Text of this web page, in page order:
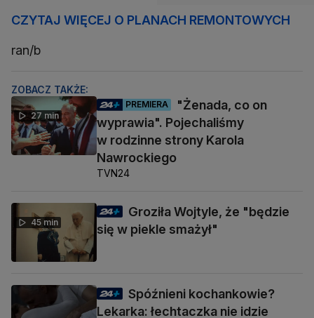
CZYTAJ WIĘCEJ O PLANACH REMONTOWYCH
ran/b
ZOBACZ TAKŻE:
27 min
PREMIERA
"Żenada, co on
wyprawia". Pojechaliśmy
w rodzinne strony Karola
Nawrockiego
TVN24
45 min
Groziła Wojtyle, że "będzie
się w piekle smażył"
Spóźnieni kochankowie?
Lekarka: łechtaczka nie idzie